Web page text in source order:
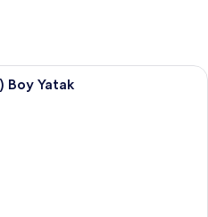
Classic Oda, 1 En Büyük (King) Boy
Boy Yatak